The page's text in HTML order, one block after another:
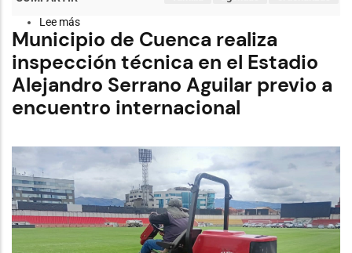
Lee más
Alcalde
plantea
refundar
la
ciudad
pilar
Municipio de Cuenca realiza
inspección técnica en el Estadio
Alejandro Serrano Aguilar previo a
encuentro internacional